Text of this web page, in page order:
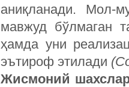
аниқланади. Мол-
мавжуд бўлмаган
ҳамда уни
эътироф этилади
Жисмоний